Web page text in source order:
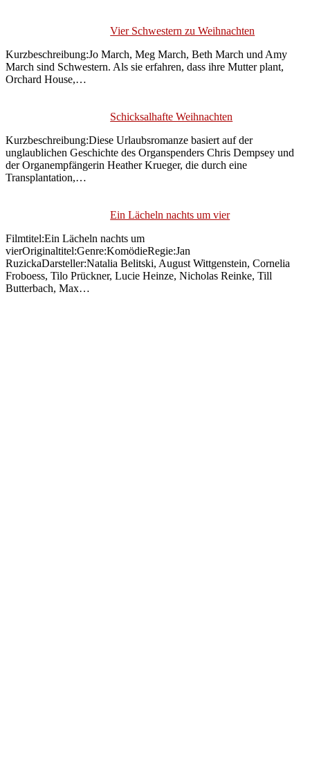
Vier Schwestern zu Weihnachten
Kurzbeschreibung:Jo March, Meg March, Beth March und Amy
March sind Schwestern. Als sie erfahren, dass ihre Mutter plant,
Orchard House,…
Schicksalhafte Weihnachten
Kurzbeschreibung:Diese Urlaubsromanze basiert auf der
unglaublichen Geschichte des Organspenders Chris Dempsey und
der Organempfängerin Heather Krueger, die durch eine
Transplantation,…
Ein Lächeln nachts um vier
Filmtitel:Ein Lächeln nachts um
vierOriginaltitel:Genre:KomödieRegie:Jan
RuzickaDarsteller:Natalia Belitski, August Wittgenstein, Cornelia
Froboess, Tilo Prückner, Lucie Heinze, Nicholas Reinke, Till
Butterbach, Max…